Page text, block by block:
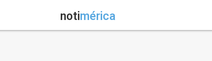
notimérica